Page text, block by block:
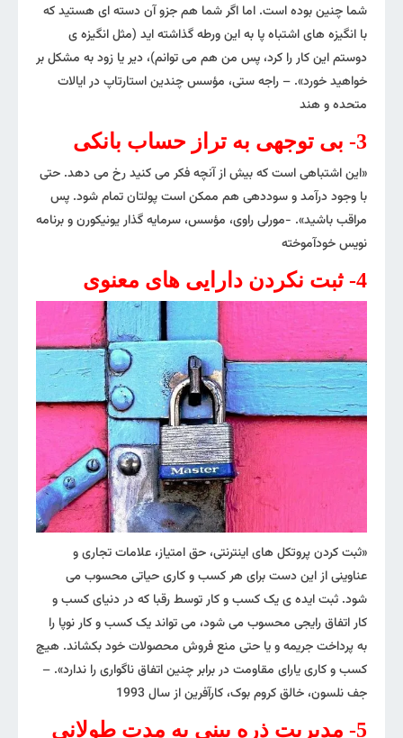
شما چنین بوده است. اما اگر شما هم جزو آن دسته ای هستید که
با انگیزه های اشتباه پا به این ورطه گذاشته اید (مثل انگیزه ی
دوستم این کار را کرد، پس من هم می توانم)، دیر یا زود به مشکل بر
خواهید خورد». – راجه ستی، مؤسس چندین استارتاپ در ایالات
متحده و هند
3- بی توجهی به تراز حساب بانکی
«این اشتباهی است که بیش از آنچه فکر می کنید رخ می دهد. حتی
با وجود درآمد و سوددهی هم ممکن است پولتان تمام شود. پس
مراقب باشید». -مورلی راوی، مؤسس، سرمایه گذار یونیکورن و برنامه
نویس خودآموخته
4- ثبت نکردن دارایی های معنوی
«ثبت کردن پروتکل های اینترنتی، حق امتیاز، علامات تجاری و
عناوینی از این دست برای هر کسب و کاری حیاتی محسوب می
شود. ثبت ایده ی یک کسب و کار توسط رقبا که در دنیای کسب و
کار اتفاق رایجی محسوب می شود، می تواند یک کسب و کار نوپا را
به پرداخت جریمه و یا حتی منع فروش محصولات خود بکشاند. هیچ
کسب و کاری یارای مقاومت در برابر چنین اتفاق ناگواری را ندارد». –
جف نلسون، خالق کروم بوک، کارآفرین از سال 1993
5- مدیریت ذره بینی به مدت طولانی